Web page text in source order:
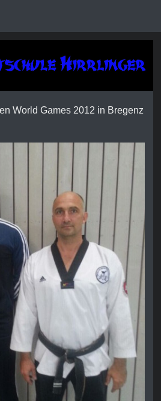
World Games 2012 in Bregenz